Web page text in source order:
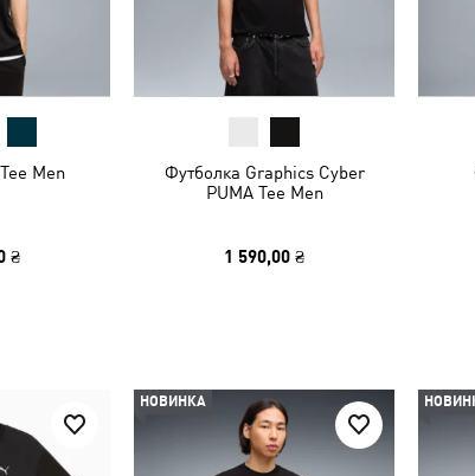
Men
₴
Футболка Graphics Cyber
PUMA Tee Men
1 590,00 ₴
НОВИНКА